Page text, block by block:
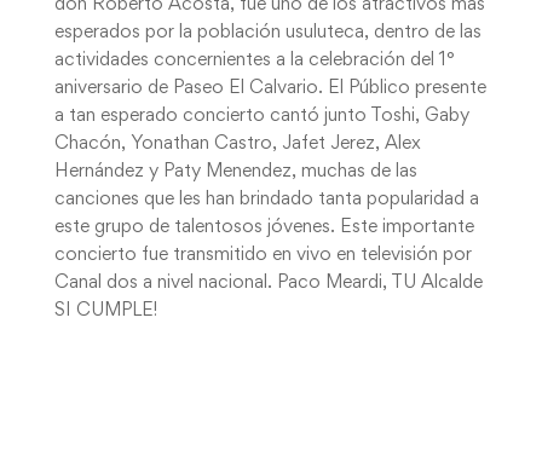
don Roberto Acosta, fue uno de los atractivos mas
esperados por la población usuluteca, dentro de las
actividades concernientes a la celebración del 1°
aniversario de Paseo El Calvario. El Público presente
a tan esperado concierto cantó junto Toshi, Gaby
Chacón, Yonathan Castro, Jafet Jerez, Alex
Hernández y Paty Menendez, muchas de las
canciones que les han brindado tanta popularidad a
este grupo de talentosos jóvenes. Este importante
concierto fue transmitido en vivo en televisión por
Canal dos a nivel nacional. Paco Meardi, TU Alcalde
SI CUMPLE!